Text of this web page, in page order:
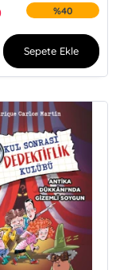
%40
Sepete Ekle